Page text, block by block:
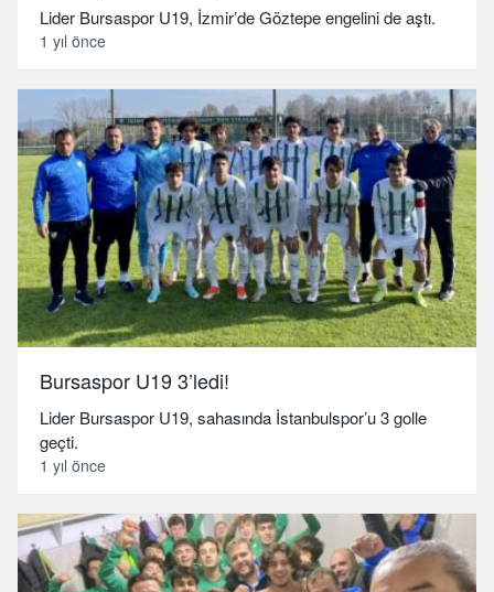
Lider Bursaspor U19, İzmir’de Göztepe engelini de aştı.
1 yıl önce
Bursaspor U19 3’ledi!
Lider Bursaspor U19, sahasında İstanbulspor’u 3 golle
geçti.
1 yıl önce